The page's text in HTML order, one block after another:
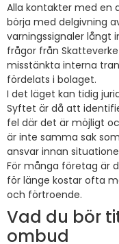
Alla kontakter med en
börja med delgivning
varningssignaler långt
frågor från
misstänkta interna
fördelats i bolaget.
I det läget kan tidig
Syftet är då att
fel där det är möjligt
är inte samma sak
ansvar innan
För många företag är
för länge kostar ofta
och förtroende.
Vad du bör
ombud